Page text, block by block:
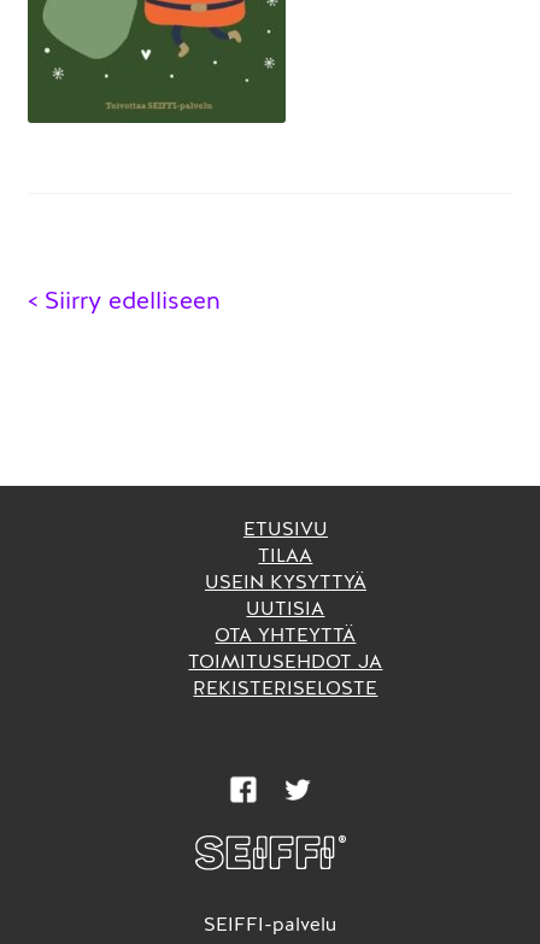
Artikkelien
< Siirry edelliseen
ETUSIVU
TILAA
USEIN KYSYTTYÄ
UUTISIA
OTA YHTEYTTÄ
TOIMITUSEHDOT JA
REKISTERISELOSTE
SEIFFI-palvelu